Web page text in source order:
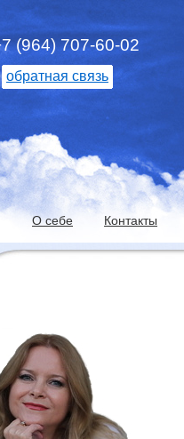
(964) 707-60-02
обратная связь
О себе Контакты